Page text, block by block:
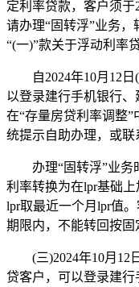
定利率贷款，客户须于
请办理“固转浮”业务
“(一)”款关于浮动利率
自2024年10月12日(
以登录建行手机银行、
在“存量房贷利率调整”
统提示自助办理，或联
办理“固转浮”业务
利率转换为在lpr基础上
lpr取最近一个月lpr值
期限内，不能转回按固
(三)2024年10月12
贷客户，可以登录建行